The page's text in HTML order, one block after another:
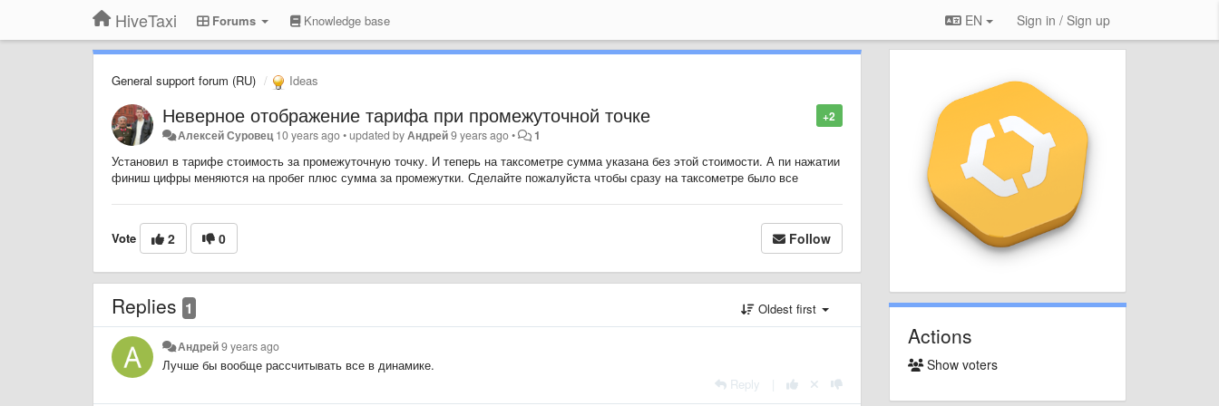
HiveTaxi Forums Knowledge base EN Sign in / Sign up
General support forum (RU) Ideas
+2
Неверное отображение тарифа при промежуточной точке
Алексей Суровец 10 years ago•updated byАндрей9 years ago• 1
Установил в тарифе стоимость за промежуточную точку. И теперь на таксометре сумма указана без этой стоимости. А пи нажатии
финиш цифры меняются на пробег плюс сумма за промежутки. Сделайте пожалуйста чтобы сразу на таксометре было все
Vote 2 0 Follow
Replies 1 Oldest first
Андрей9 years ago
Лучше бы вообще рассчитывать все в динамике.
Reply
Actions
Show voters